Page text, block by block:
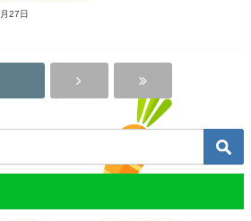
27日